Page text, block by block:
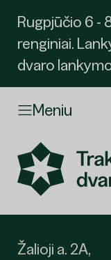
Rugpjūčio 6 -
renginiai.
dvaro
Meniu
Žalioji a. 2A,